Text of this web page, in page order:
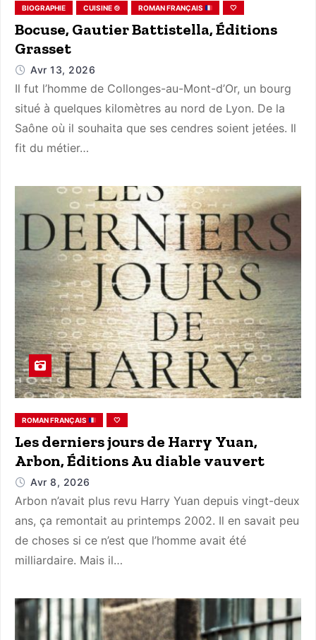
BIOGRAPHIE CUISINE 🍲 ROMAN FRANÇAIS 🤍
Bocuse, Gautier Battistella, Éditions
Grasset
Avr 13, 2026
Il fut l’homme de Collonges-au-Mont-d’Or, un bourg
situé à quelques kilomètres au nord de Lyon. De la
Saône où il souhaita que ses cendres soient jetées. Il
fit du métier…
ROMAN FRANÇAIS 🤍
Les derniers jours de Harry Yuan,
Arbon, Éditions Au diable vauvert
Avr 8, 2026
Arbon n’avait plus revu Harry Yuan depuis vingt-deux
ans, ça remontait au printemps 2002. Il en savait peu
de choses si ce n’est que l’homme avait été
milliardaire. Mais il…